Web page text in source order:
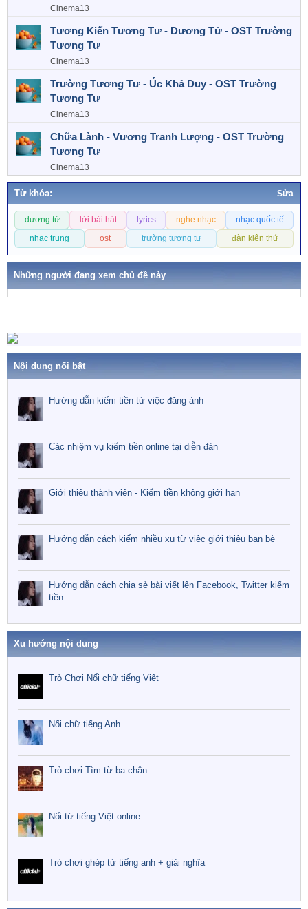
Cinema13
Tương Kiến Tương Tư - Dương Tử - OST Trường
Tương Tư
Cinema13
Trường Tương Tư - Úc Khả Duy - OST Trường
Tương Tư
Cinema13
Chữa Lành - Vương Tranh Lượng - OST Trường
Tương Tư
Cinema13
Từ khóa: Sửa
h
dương tử lời bài hát lyrics nghe nhạc
nhạc quốc tế
nhạc trung
ost trường tương tư đàn kiện thứ
Những người đang xem chủ đề này
Nội dung nổi bật
Hướng dẫn kiếm tiền từ việc đăng ảnh
Các nhiệm vụ kiếm tiền online tại diễn đàn
Giới thiệu thành viên - Kiếm tiền không giới hạn
Hướng dẫn cách kiếm nhiều xu từ việc giới thiệu bạn bè
Hướng dẫn cách chia sẻ bài viết lên Facebook, Twitter kiếm
tiền
Xu hướng nội dung
Trò Chơi Nối chữ tiếng Việt
Nối chữ tiếng Anh
Trò chơi Tìm từ ba chân
Nối từ tiếng Việt online
Trò chơi ghép từ tiếng anh + giải nghĩa